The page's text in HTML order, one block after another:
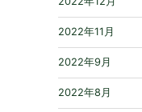
2022年11月
2022年9月
2022年8月